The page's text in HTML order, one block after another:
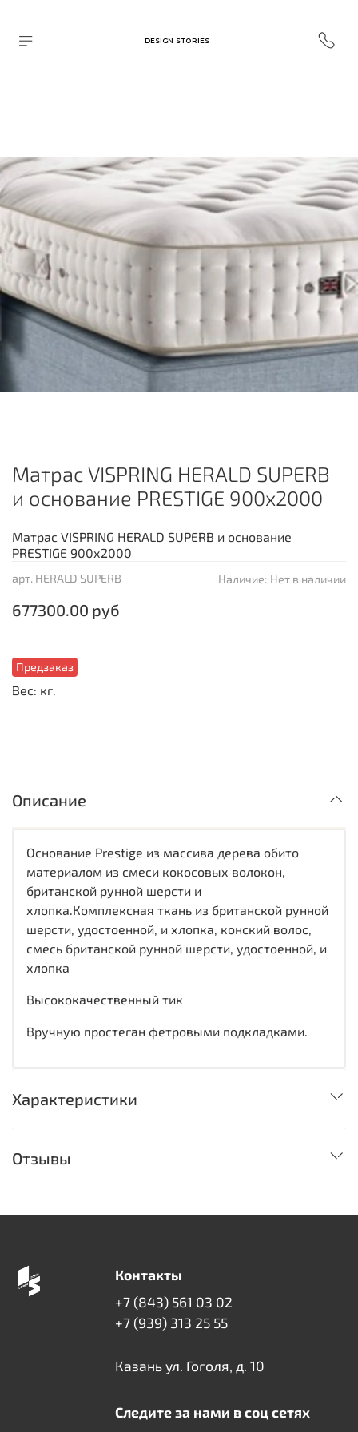
DESIGN STORIES
арт. HERALD SUPERB Наличие: Нет в наличии
Предзаказ
Матрас VISPRING HERALD SUPERB
и основание PRESTIGE 900х2000
677300.00 руб
Матрас VISPRING HERALD SUPERB и основание
PRESTIGE 900х2000
Вес: кг.
Описание
Основание Prestige из массива дерева обито
материалом из смеси кокосовых волокон,
британской рунной шерсти и
хлопка.Комплексная ткань из британской рунной
шерсти, удостоенной, и хлопка, конский волос,
смесь британской рунной шерсти, удостоенной, и
хлопка
Высококачественный тик
Вручную простеган фетровыми подкладками.
Характеристики
Отзывы
Контакты
+7 (843) 561 03 02
+7 (939) 313 25 55
Казань ул. Гоголя, д. 10
Следите за нами в соц сетях